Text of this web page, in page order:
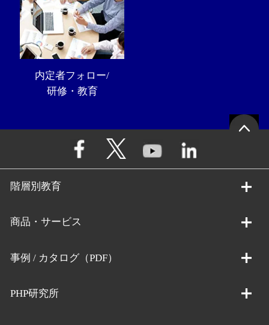
内定者フォロー/
研修・教育
階層別教育
商品・サービス
事例 / カタログ（PDF）
PHP研究所